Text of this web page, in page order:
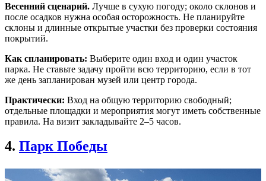
Весенний сценарий. Лучше в сухую погоду; около склонов и
после осадков нужна особая осторожность. Не планируйте
склоны и длинные открытые участки без проверки состояния
покрытий.
Как спланировать: Выберите один вход и один участок
парка. Не ставьте задачу пройти всю территорию, если в тот
же день запланирован музей или центр города.
Практически: Вход на общую территорию свободный;
отдельные площадки и мероприятия могут иметь собственные
правила. На визит закладывайте 2–5 часов.
4. Парк Победы